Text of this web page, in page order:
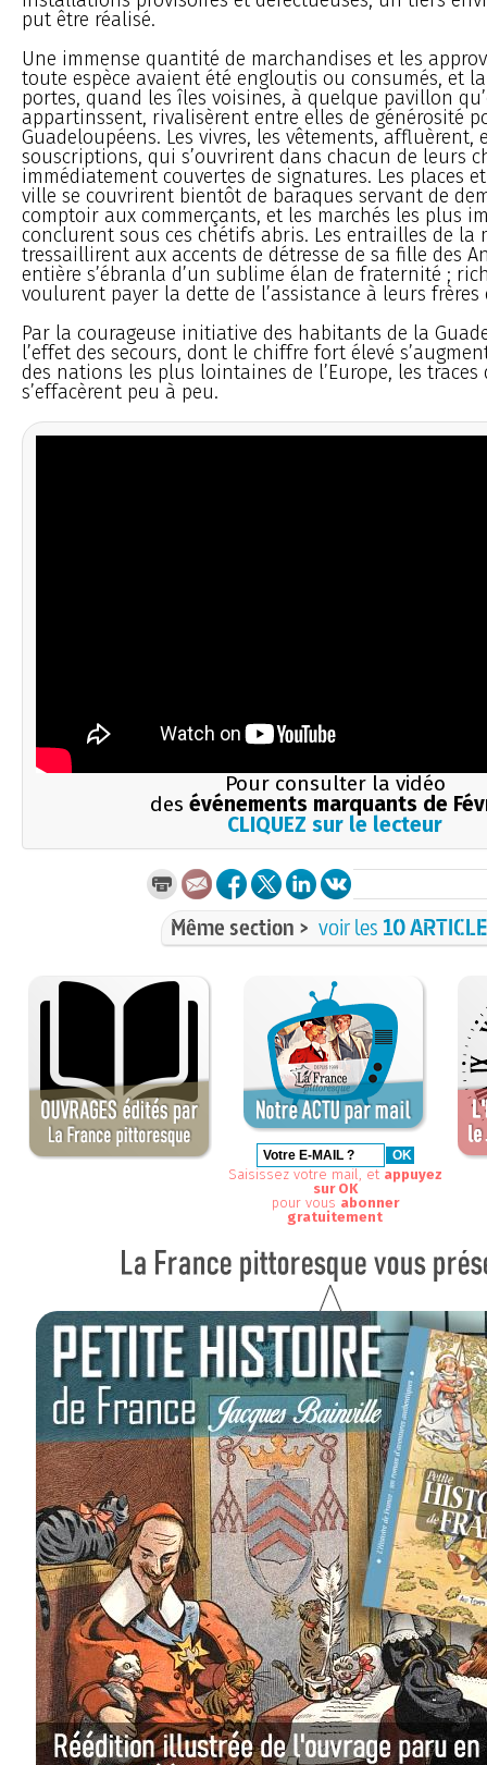
put être réalisé.
Une immense quantité de marchandises et les
toute espèce avaient été engloutis ou consumés, et
portes, quand les îles voisines, à quelque pavillon
appartinssent, rivalisèrent entre elles de générosité
Guadeloupéens. Les vivres, les vêtements, affluèrent,
souscriptions, qui s’ouvrirent dans chacun de leurs
immédiatement couvertes de signatures. Les places
ville se couvrirent bientôt de baraques servant de
comptoir aux commerçants, et les marchés les plus
conclurent sous ces chétifs abris. Les entrailles de la
tressaillirent aux accents de détresse de sa fille des
entière s’ébranla d’un sublime élan de fraternité ;
voulurent payer la dette de l’assistance à leurs frères
Par la courageuse initiative des habitants de la
l’effet des secours, dont le chiffre fort élevé
des nations les plus lointaines de l’Europe, les
s’effacèrent peu à peu.
Pour consulter la vidéo
des événements marquants de
CLIQUEZ sur le lecteur
Même section > voir les 10
Saisissez votre mail, et appuyez
sur OK
pour vous abonner
gratuitement